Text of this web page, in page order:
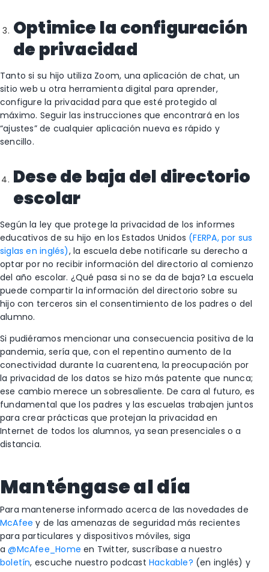
Optimice la configuración
de privacidad
Tanto si su hijo utiliza Zoom, una aplicación de chat, un
sitio web u otra herramienta digital para aprender,
configure la privacidad para que esté protegido al
máximo. Seguir las instrucciones que encontrará en los
“ajustes” de cualquier aplicación nueva es rápido y
sencillo.
Dese de baja del directorio
escolar
Según la ley que protege la privacidad de los informes
educativos de su hijo en los Estados Unidos (FERPA, por sus
siglas en inglés), la escuela debe notificarle su derecho a
optar por no recibir información del directorio al comienzo
del año escolar. ¿Qué pasa si no se da de baja? La escuela
puede compartir la información del directorio sobre su
hijo con terceros sin el consentimiento de los padres o del
alumno.
Si pudiéramos mencionar una consecuencia positiva de la
pandemia, sería que, con el repentino aumento de la
conectividad durante la cuarentena, la preocupación por
la privacidad de los datos se hizo más patente que nunca;
ese cambio merece un sobresaliente. De cara al futuro, es
fundamental que los padres y las escuelas trabajen juntos
para crear prácticas que protejan la privacidad en
Internet de todos los alumnos, ya sean presenciales o a
distancia.
Manténgase al día
Para mantenerse informado acerca de las novedades de
McAfee y de las amenazas de seguridad más recientes
para particulares y dispositivos móviles, siga
a@McAfee_Home en Twitter, suscríbase a nuestro
boletín, escuche nuestro podcast Hackable? (en inglés) y